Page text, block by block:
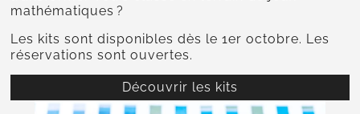
mathématiques ?
Les kits sont disponibles dès le 1er octobre. Les
réservations sont ouvertes.
Découvrir les kits